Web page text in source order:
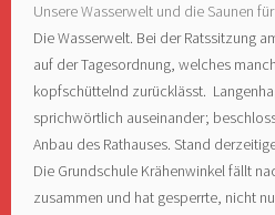
Unsere Wasserwelt und die Saunen
Die Wasserwelt. Bei der Ratssitzung
auf der Tagesordnung, welches
kopfschüttelnd zurücklässt.
sprichwörtlich auseinander;
Anbau des Rathauses. Stand
Die Grundschule Krähenwinkel fällt
zusammen und hat gesperrte, nicht